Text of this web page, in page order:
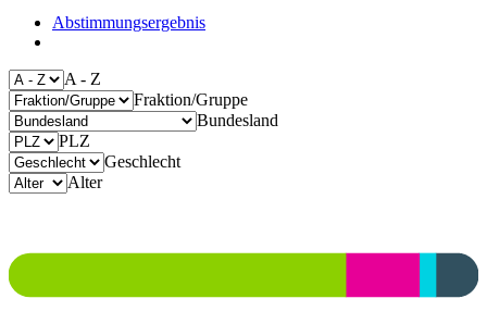
Abstimmungsergebnis
A - Z
Fraktion/Gruppe
Bundesland
PLZ
Geschlecht
Alter